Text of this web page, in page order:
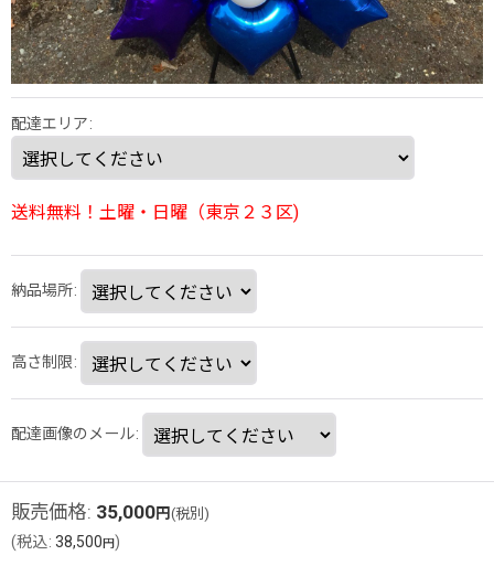
配達エリア:
送料無料！土曜・日曜（東京２３区)
納品場所:
高さ制限:
配達画像のメール:
販売価格: 35,000円 (税別)
(税込: 38,500 円 )